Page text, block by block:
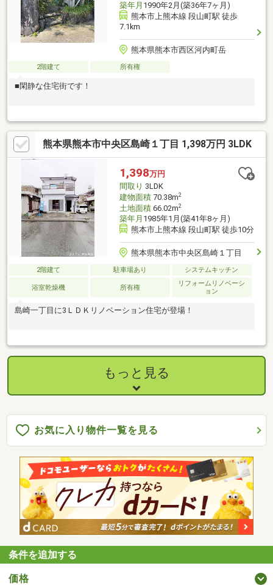
築年月 1990年2月(築36年7ヶ月)
熊本市上熊本線 段山町駅 徒歩
7.1km
熊本県熊本市西区河内町岳
2階建て 所有権
■閑静な住宅街です！
熊本県熊本市中央区島崎１丁目 1,398万円 3LDK
1,398万円
間取り 3LDK
建物面積70.38m2
土地面積66.02m2
築年月 1985年1月(築41年8ヶ月)
熊本市上熊本線 段山町駅 徒歩10分
熊本県熊本市中央区島崎１丁目
2階建て 駐車場あり システムキッチン
浴室乾燥機 所有権
リフォームリノベーシ
ョン
島崎一丁目に3ＬＤＫリノベーション住宅が登場！
もっと見る
お気に入り物件一覧を見る
条件を追加する
価格